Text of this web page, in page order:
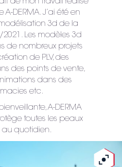
DERMA. J’ai été en
3d de la
Les modèles 3d
de nombreux projets
de PLV, des
des points de vente,
dans des
etc.
A-DERMA
toutes les peaux
au quotidien.